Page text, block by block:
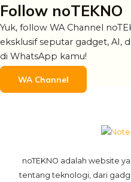
Follow noTEKNO
Yuk, follow WA Channel
eksklusif seputar gadget, AI,
di WhatsApp kamu!
WA Channel
noTEKNO adalah website
tentang teknologi, dari